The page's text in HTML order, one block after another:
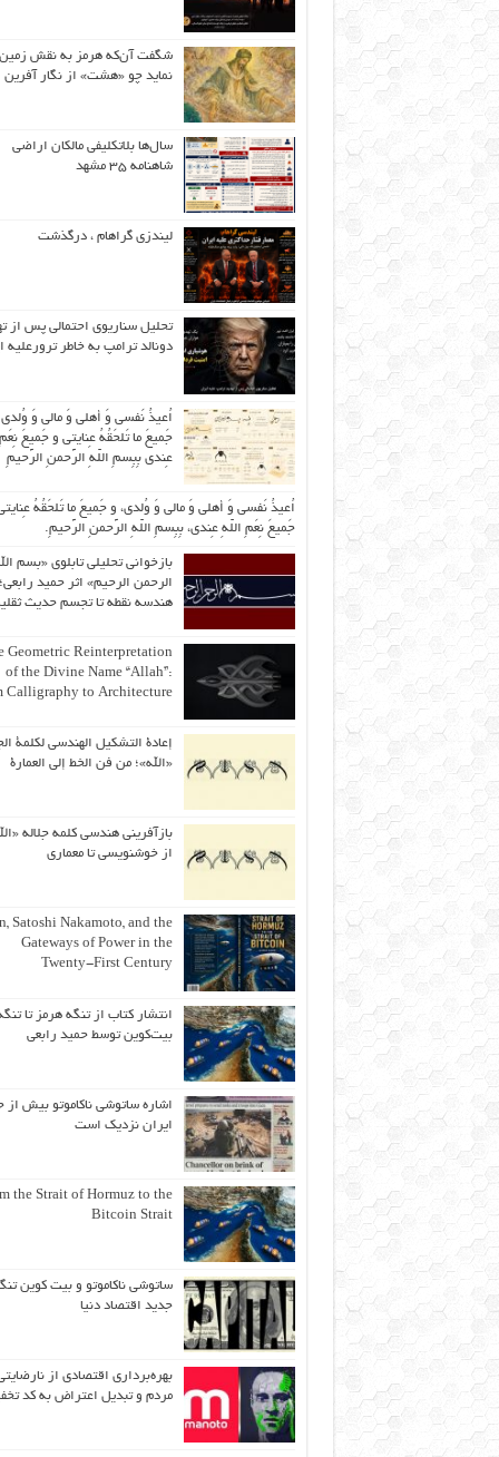
شگفت آن‌که هرمز به نقش زمین
نماید چو «هشت» از نگار آفرین
سال‌ها بلاتکلیفی مالکان اراضی
شاهنامه ۳۵ مشهد
لیندزی گراهام ، درگذشت
تحلیل سناریوی احتمالی پس از
دونالد ترامپ به خاطر ترورعلیه
اُعیذُ نَفسی وَ أهلی وَ مالی وَ
جَمیعَ ما تَلحَقُهُ عِنایتی و جَمیعَ نِعَمِ
عِندی بِبِسمِ اللّهِ الرَّحمنِ الرَّحیمِ
اُعیذُ نَفسی وَ أهلی وَ مالی وَ وُلدی، و جَمیعَ ما تَلحَقُهُ
جَمیعَ نِعَمِ اللّهِ عِندی، بِبِسمِ اللّهِ الرَّحمنِ الرَّحیمِ.
بازخوانی تحلیلی تابلوی «بسم
الرحمن الرحیم» اثر حمید رابعی؛
هندسه نقطه تا تجسم حدیث
Geometric Reinterpretation
of the Divine Name “Allah”:
Calligraphy to Architecture
إعادة التشكيل الهندسي لكلمة
«الله»؛ من فن الخط إلى العمارة
بازآفرینی هندسی کلمه جلاله
از خوشنویسی تا معماری
Satoshi Nakamoto, and the
Gateways of Power in the
Twenty-First Century
انتشار کتاب از تنگه هرمز تا
بیت‌کوین توسط حمید رابعی
اشاره ساتوشی ناکاموتو بیش از
ایران نزدیک است
the Strait of Hormuz to the
Bitcoin Strait
ساتوشی ناکاموتو و بیت کوین
جدید اقتصاد دنیا
بهره‌برداری اقتصادی از
مردم و تبدیل اعتراض به کد